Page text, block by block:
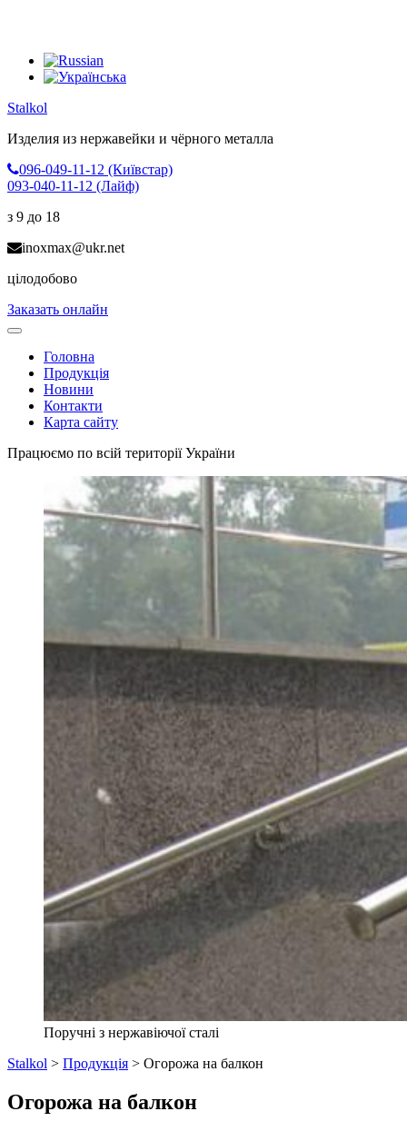
Stalkol
Изделия из нержавейки и чёрного металла
096-049-11-12 (Київстар)
093-040-11-12 (Лайф)
з 9 до 18
inoxmax@ukr.net
цілодобово
Заказать онлайн
Toggle
navigationГоловна
Продукція
Новини
Контакти
Карта сайту
Працюємо по всій території України
Поручні з нержавіючої сталі
Stalkol > Продукція > Огорожа на балкон
Огорожа на балкон